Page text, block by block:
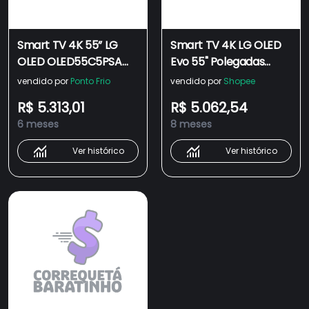
Smart TV 4K 55” LG
OLED OLED55C5PSA
Ultra Slim a9 Gen8 até
vendido por Ponto Frio
R$ 5.313,01
6 meses
Ver histórico
Smart TV 4K LG OLED
Evo 55" Polegadas
OLED55C4,
AI, Painel 144Hz e
Design Ultra Slim
vendido por Shopee
R$ 5.062,54
8 meses
Ver histórico